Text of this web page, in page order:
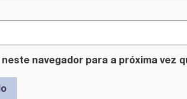
neste navegador para a próxima vez